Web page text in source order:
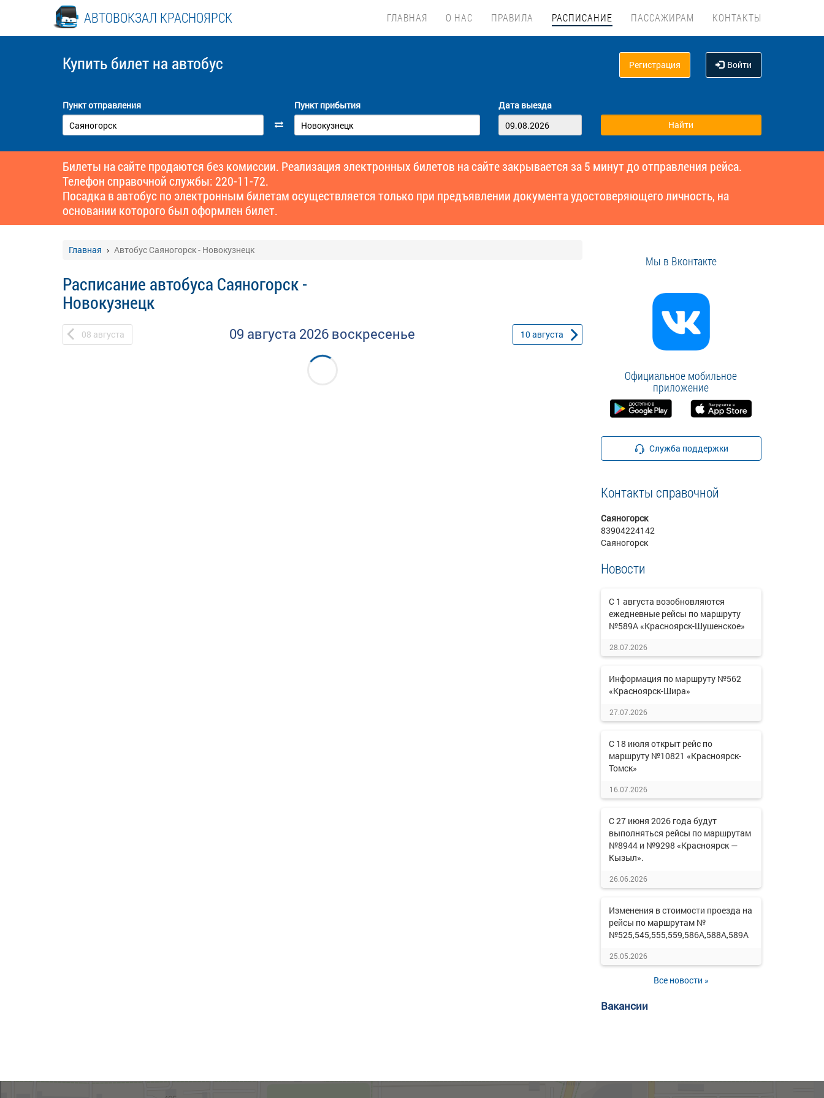
АВТОВОКЗАЛ КРАСНОЯРСК ГЛАВНАЯ О НАС ПРАВИЛА РАСПИСАНИЕ ПАССАЖИРАМ КОНТАКТЫ
Купить билет на автобус Регистрация Войти
Пункт отправления Пункт прибытия Дата выезда
Билеты на сайте продаются без комиссии. Реализация электронных билетов на сайте закрывается за 5 минут до отправления рейса.
Телефон справочной службы: 220-11-72.
Посадка в автобус по электронным билетам осуществляется только при предъявлении документа удостоверяющего личность, на
основании которого был оформлен билет.
Главная Автобус Саяногорск - Новокузнецк
Расписание автобуса Саяногорск -
Новокузнецк
08 августа 09 августа 2026 воскресенье 10августа
Мы в Вконтакте
Официальное мобильное
приложение
Служба поддержки
Контакты справочной
Саяногорск
83904224142
Саяногорск
Новости
С 1 августа возобновляются
ежедневные рейсы по маршруту
№589А «Красноярск-Шушенское»
28.07.2026
Информация по маршруту №562
«Красноярск-Шира»
27.07.2026
С 18 июля открыт рейс по
маршруту №10821 «Красноярск-
Томск»
16.07.2026
С 27 июня 2026 года будут
выполняться рейсы по маршрутам
№8944 и №9298 «Красноярск —
Кызыл».
26.06.2026
Изменения в стоимости проезда на
рейсы по маршрутам №
№525,545,555,559,586А,588А,589А
25.05.2026
Все новости »
Вакансии